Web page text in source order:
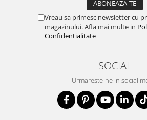
Vreau sa primesc newsletter cu
magazinului. Afla mai multe in
Confidentialitate
SOCIAL
Urmareste-ne in social